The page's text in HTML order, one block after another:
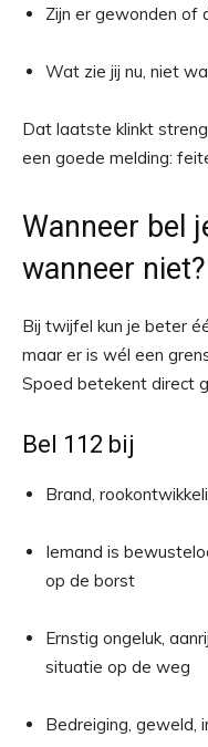
Zijn er gewonden of
Wat zie jij nu, niet
Dat laatste klinkt
een goede melding:
Wanneer bel
wanneer niet?
Bij twijfel kun je beter
maar er is wél een
Spoed betekent direct
Bel 112 bij
Brand,
Iemand is
op de borst
Ernstig ongeluk,
situatie op de weg
Bedreiging, geweld,